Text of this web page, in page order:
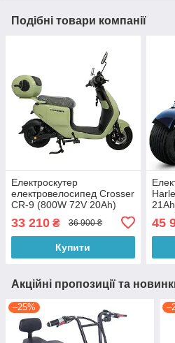
Подібні товари компанії
Електроскутер
електровелосипед Crosser
CR-9 (800W 72V 20Ah)
33 210 ₴ 36 900 ₴
Купити
45
Акційні пропозиції та
–25%